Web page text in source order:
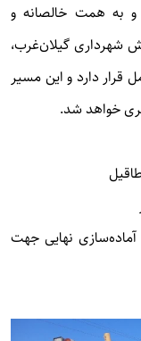
و به همت خالصانه و
شهرداری گیلان‌غرب،
دارد و این مسیر
خواهد شد.
نهایی جهت